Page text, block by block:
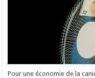
Pour une économie de la